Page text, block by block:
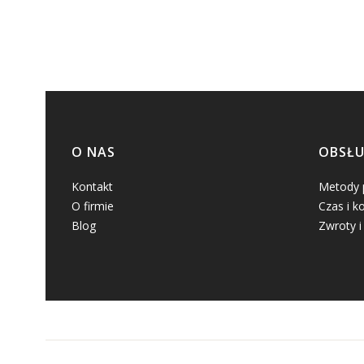
Linki w stopce
O NAS
Kontakt
O firmie
Blog
Metody
Czas i
Zwroty